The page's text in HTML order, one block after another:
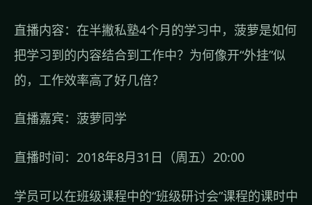
直播内容：在半撇私塾4个月的学习中，菠萝是如何
把学习到的内容结合到工作中？为何像开“外挂”似
的，工作效率高了好几倍？
直播嘉宾：菠萝同学
直播时间：2018年8月31日（周五）20:00
学员可以在班级课程中的“班级研讨会”课程的课时中